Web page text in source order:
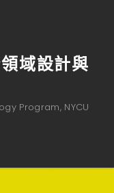
域設計與
Program, NYCU